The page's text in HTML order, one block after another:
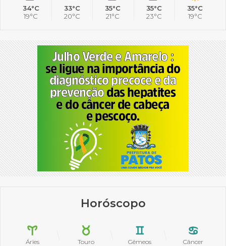
34°C
19°C
33°C
20°C
35°C
21°C
35°C
23°C
35°C
19°C
Horóscopo
Áries Touro Gêmeos Câncer